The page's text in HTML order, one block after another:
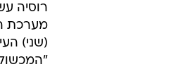
רוסיה
(שני)